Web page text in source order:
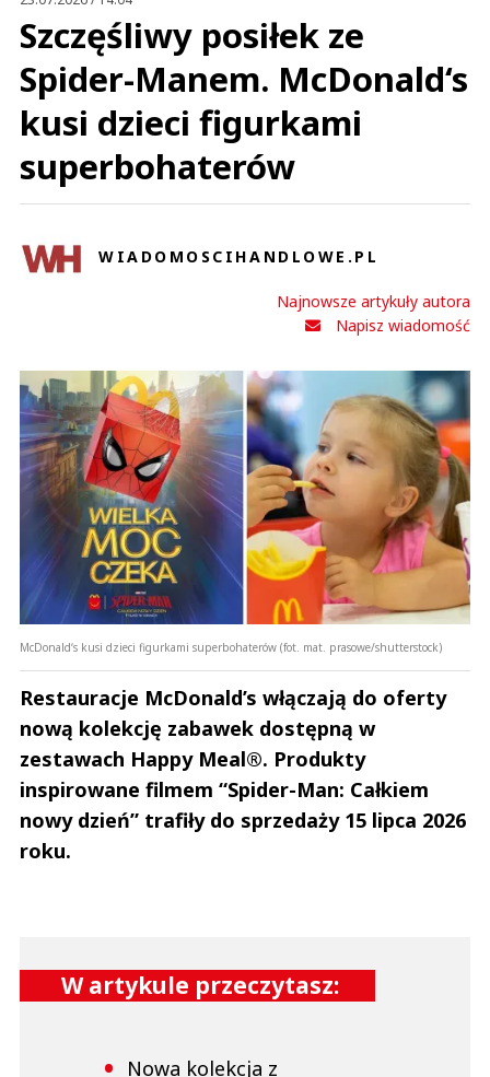
Szczęśliwy posiłek ze
Spider-Manem. McDonald‘s
kusi dzieci figurkami
superbohaterów
WIADOMOSCIHANDLOWE.PL
Najnowsze artykuły autora
Napisz wiadomość
McDonald‘s kusi dzieci figurkami superbohaterów (fot. mat. prasowe/shutterstock)
Restauracje McDonald’s włączają do oferty
nową kolekcję zabawek dostępną w
zestawach Happy Meal®. Produkty
inspirowane filmem “Spider-Man: Całkiem
nowy dzień” trafiły do sprzedaży 15 lipca 2026
roku.
W artykule przeczytasz:
Nowa kolekcja z